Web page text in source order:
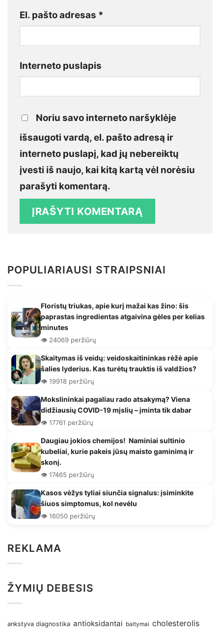
El. pašto adresas *
Interneto puslapis
Noriu savo interneto naršyklėje
išsaugoti vardą, el. pašto adresą ir
interneto puslapį, kad jų nebereiktų
įvesti iš naujo, kai kitą kartą vėl norėsiu
parašyti komentarą.
POPULIARIAUSI STRAIPSNIAI
Floristų triukas, apie kurį mažai kas žino: šis
paprastas ingredientas atgaivina gėles per kelias
minutes
👁️ 24069 peržiūrų
Skaitymas iš veidų: veidoskaitininkas rėžė apie
šalies lyderius. Kas turėtų trauktis iš valdžios?
👁️ 19918 peržiūrų
Mokslininkai pagaliau rado atsakymą? Viena
didžiausių COVID-19 mįslių – įminta tik dabar
👁️ 17761 peržiūrų
Daugiau jokios chemijos! Naminiai sultinio
kubeliai, kurie pakeis jūsų maisto gaminimą ir
skonį.
👁️ 17465 peržiūrų
Kasos vėžys tyliai siunčia signalus: įsiminkite
šiuos simptomus, kol nevėlu
👁️ 16050 peržiūrų
REKLAMA
ŽYMIŲ DEBESIS
ankstyva diagnostika antioksidantai baltymai cholesterolis